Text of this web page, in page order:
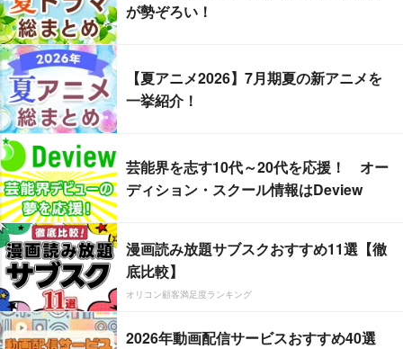
が勢ぞろい！
【夏アニメ2026】7月期夏の新アニメを
一挙紹介！
芸能界を志す10代～20代を応援！ オー
ディション・スクール情報はDeview
漫画読み放題サブスクおすすめ11選【徹
底比較】
オリコン顧客満足度ランキング
2026年動画配信サービスおすすめ40選